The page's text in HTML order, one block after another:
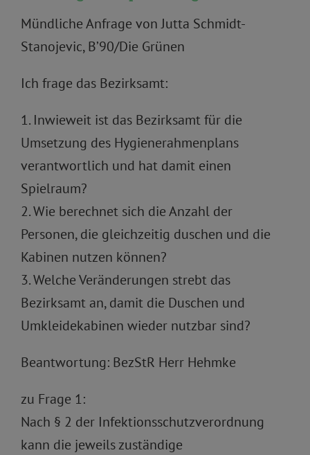
Mündliche Anfrage von Jutta Schmidt-
Stanojevic, B’90/Die Grünen
Ich frage das Bezirksamt:
1. Inwieweit ist das Bezirksamt für die
Umsetzung des Hygienerahmenplans
verantwortlich und hat damit einen
Spielraum?
2. Wie berechnet sich die Anzahl der
Personen, die gleichzeitig duschen und die
Kabinen nutzen können?
3. Welche Veränderungen strebt das
Bezirksamt an, damit die Duschen und
Umkleidekabinen wieder nutzbar sind?
Beantwortung: BezStR Herr Hehmke
zu Frage 1:
Nach § 2 der Infektionsschutzverordnung
kann die jeweils zuständige